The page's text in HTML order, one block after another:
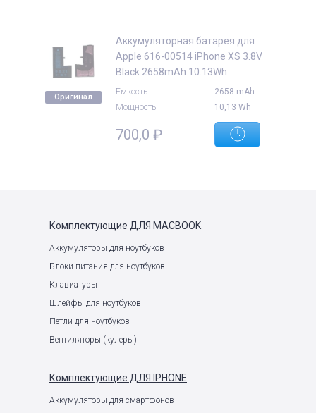
Оригинал
Аккумуляторная батарея для
Apple 616-00514 iPhone XS 3.8V
Black 2658mAh 10.13Wh
Емкость
2658 mAh
Мощность
10,13 Wh
700,0 ₽
Комплектующие ДЛЯ MACBOOK
Аккумуляторы для ноутбуков
Блоки питания для ноутбуков
Клавиатуры
Шлейфы для ноутбуков
Петли для ноутбуков
Вентиляторы (кулеры)
Комплектующие ДЛЯ IPHONE
Аккумуляторы для смартфонов